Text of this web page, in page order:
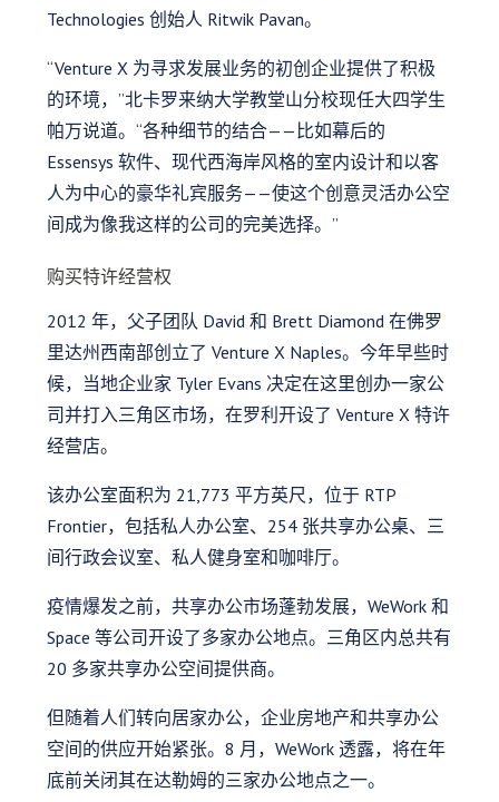
Technologies 创始人 Ritwik Pavan。
“Venture X 为寻求发展业务的初创企业提供了积极
的环境，”北卡罗来纳大学教堂山分校现任大四学生
帕万说道。“各种细节的结合——比如幕后的
Essensys 软件、现代西海岸风格的室内设计和以客
人为中心的豪华礼宾服务——使这个创意灵活办公空
间成为像我这样的公司的完美选择。”
购买特许经营权
2012 年，父子团队 David 和 Brett Diamond 在佛罗
里达州西南部创立了 Venture X Naples。今年早些时
候，当地企业家 Tyler Evans 决定在这里创办一家公
司并打入三角区市场，在罗利开设了 Venture X 特许
经营店。
该办公室面积为 21,773 平方英尺，位于 RTP
Frontier，包括私人办公室、254 张共享办公桌、三
间行政会议室、私人健身室和咖啡厅。
疫情爆发之前，共享办公市场蓬勃发展，WeWork 和
Space 等公司开设了多家办公地点。三角区内总共有
20 多家共享办公空间提供商。
但随着人们转向居家办公，企业房地产和共享办公
空间的供应开始紧张。8 月，WeWork 透露，将在年
底前关闭其在达勒姆的三家办公地点之一。